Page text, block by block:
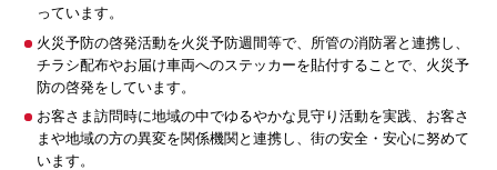
っています。
火災予防の啓発活動を火災予防週間等で、所管の消防署と連携し、
チラシ配布やお届け車両へのステッカーを貼付することで、火災予
防の啓発をしています。
お客さま訪問時に地域の中でゆるやかな見守り活動を実践、お客さ
まや地域の方の異変を関係機関と連携し、街の安全・安心に努めて
います。